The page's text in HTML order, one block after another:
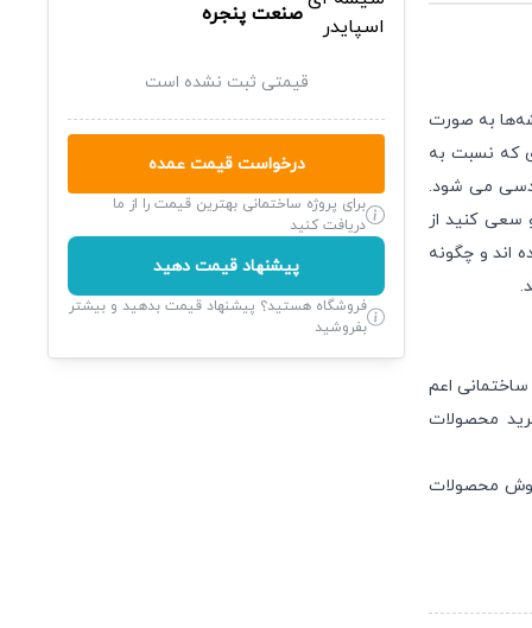
به صورت
که نسبت به
می شود.
سعی کنید از
اند و چگونه
اعم
محصولات
محصولات
صنعت پنجره
قیمتی ثبت نشده است
درخواست قیمت عمده
برای پروژه ساختمانی بهترین قیمت را از ما
دریافت کنید
پیشنهاد قیمت دهید
فروشگاه هستید؟ پیشنهاد قیمت بدهید و بیشتر
بفروشید